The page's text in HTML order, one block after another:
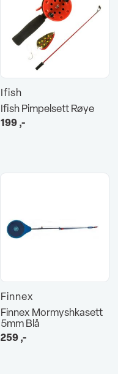
Ifish
Ifish Pimpelsett Røye
199,-
Finnex
Finnex Mormyshkasett
5mm Blå
259,-